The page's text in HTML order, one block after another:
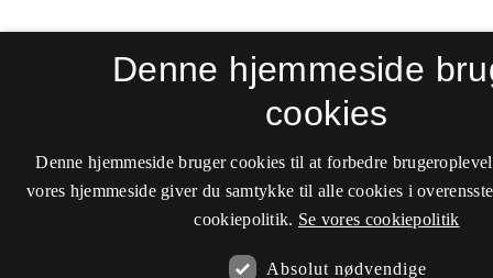
Denne hjemmeside
cookies
Denne hjemmeside bruger cookies til at forbedre
vores hjemmeside giver du samtykke til alle cookies i
cookiepolitik. Se vores cookiepolitik
Absolut nødvendige